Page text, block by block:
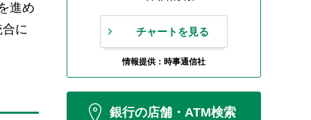
進め
に
チャートを見る
情報提供：時事通信社
銀行の店舗・ATM検索